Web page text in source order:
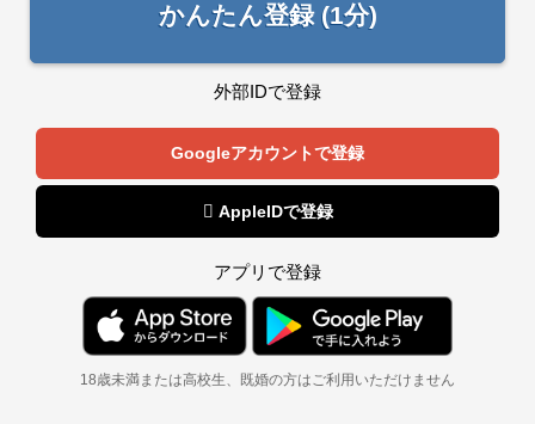
かんたん登録 (1分)
外部IDで登録
Googleアカウントで登録
 AppleIDで登録
アプリで登録
18歳未満または高校生、既婚の方はご利用いただけません